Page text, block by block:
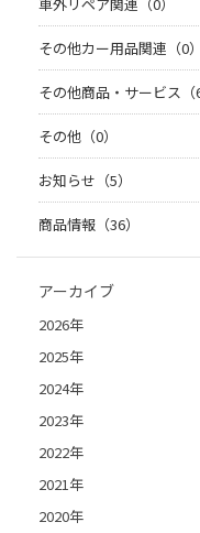
車外リペア関連（0）
その他カー用品関連（0）
その他商品・サービス（6
その他（0）
お知らせ（5）
商品情報（36）
アーカイブ
2026年
2025年
2024年
2023年
2022年
2021年
2020年